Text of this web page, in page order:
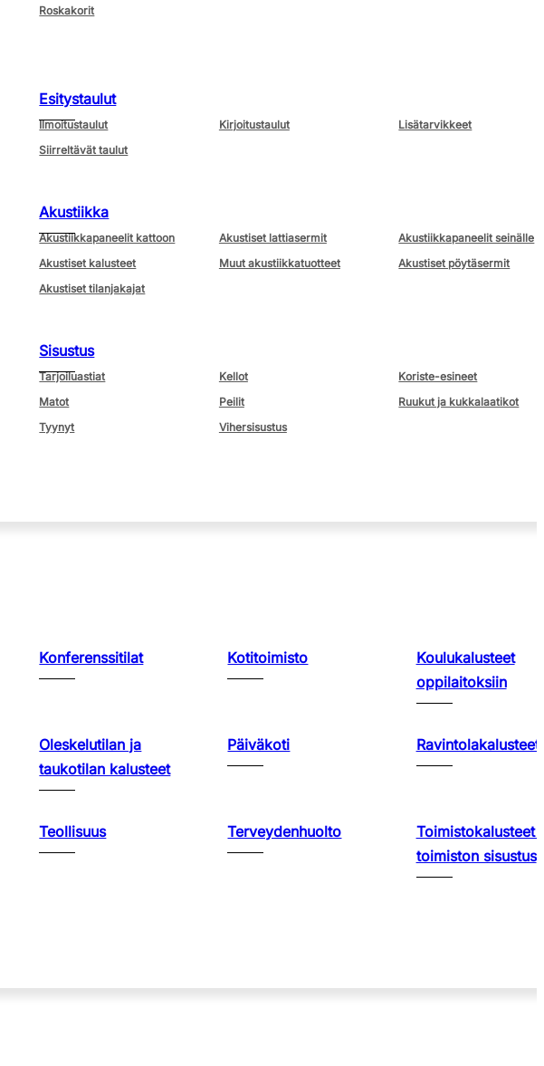
Roskakorit
Esitystaulut
Ilmoitustaulut Kirjoitustaulut
Lisätarvikkeet
Siirreltävät taulut
Akustiikka
Akustiikkapaneelit kattoon Akustiset lattiasermit
Akustiikkapaneelit seinälle
Akustiset kalusteet
Muut akustiikkatuotteet
Akustiset pöytäsermit
Akustiset tilanjakajat
Sisustus
Tarjoiluastiat Kellot
Koriste-esineet
Matot
Peilit
Ruukut ja kukkalaatikot
Tyynyt
Vihersisustus
Konferenssitilat Kotitoimisto
Koulukalusteet
oppilaitoksiin
Oleskelutilan ja
taukotilan kalusteet
Päiväkoti Ravintolakalusteet
Teollisuus Terveydenhuolto
Toimistokalusteet
toimiston sisustus